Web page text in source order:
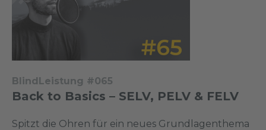
BlindLeistung #065
Back to Basics – SELV, PELV & FELV
Spitzt die Ohren für ein neues Grundlagenthema